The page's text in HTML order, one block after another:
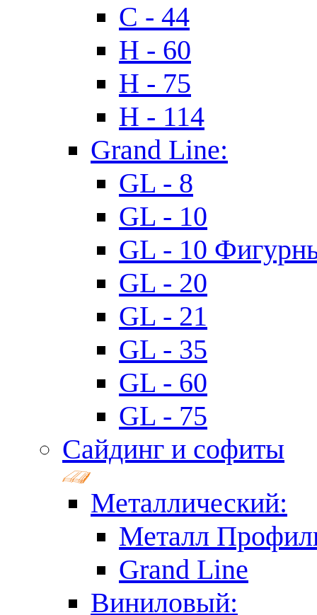
C - 44
H - 60
H - 75
H - 114
Grand Line:
GL - 8
GL - 10
GL - 10
GL - 20
GL - 21
GL - 35
GL - 60
GL - 75
Сайдинг и софиты
Металлический:
Металл
Grand Line
Виниловый: